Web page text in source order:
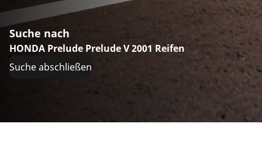
Suche nach
HONDA Prelude Prelude V 2001 Reifen
Suche abschließen